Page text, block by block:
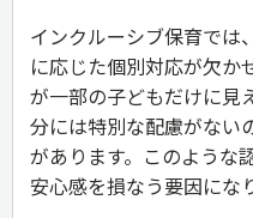
インクルーシブ保育では
に応じた個別対応が欠か
が一部の子どもだけに見
分には特別な配慮がない
があります。このような
安心感を損なう要因にな